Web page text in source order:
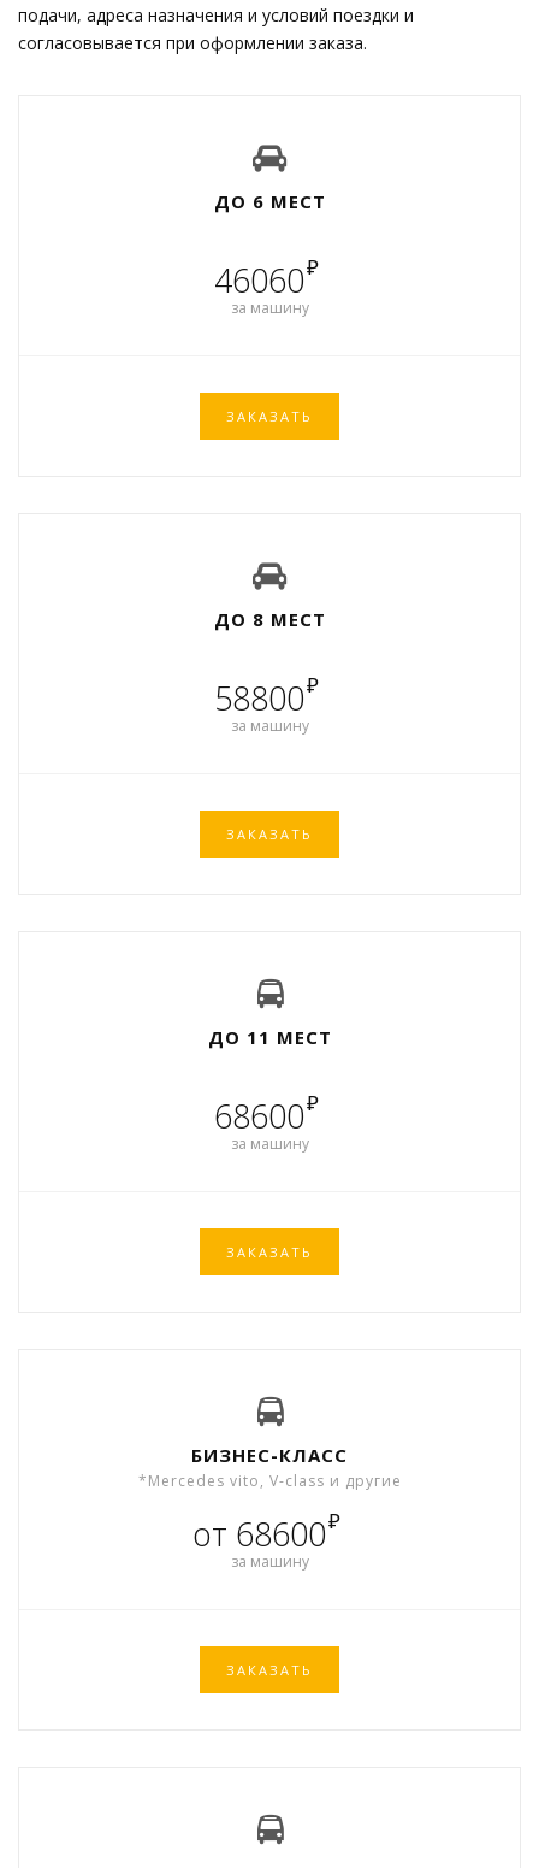
подачи, адреса назначения и условий поездки и
согласовывается при оформлении заказа.
ДО 6 МЕСТ
46060₽
за машину
ЗАКАЗАТЬ
ДО 8 МЕСТ
58800₽
за машину
ЗАКАЗАТЬ
ДО 11 МЕСТ
68600₽
за машину
ЗАКАЗАТЬ
БИЗНЕС-КЛАСС
*Mercedes vito, V-class и другие
от 68600₽
за машину
ЗАКАЗАТЬ